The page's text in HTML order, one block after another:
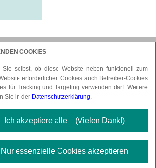
KARRIERE
COOKIES
Sie selbst, ob diese Website neben funktionell zum
erforderlichen Cookies auch Betreiber-Cookies
für Tracking und Targeting verwenden darf. Weitere
Sie in der Datenschutzerklärung.
akzeptiere alle (Vielen Dank!)
essenzielle Cookies akzeptieren